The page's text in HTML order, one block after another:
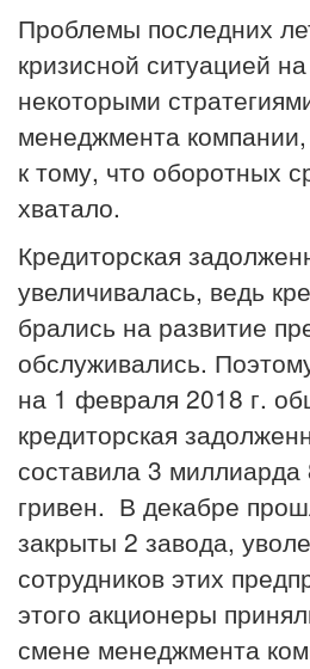
Проблемы последних
кризисной ситуацией
некоторыми
менеджмента
к тому, что оборотных
хватало.
Кредиторская
увеличивалась, ведь
брались на развитие
обслуживались.
на 1 февраля 2018 г.
кредиторская
составила 3
гривен. В декабре
закрыты 2 завода,
сотрудников этих
этого акционеры
смене менеджмента